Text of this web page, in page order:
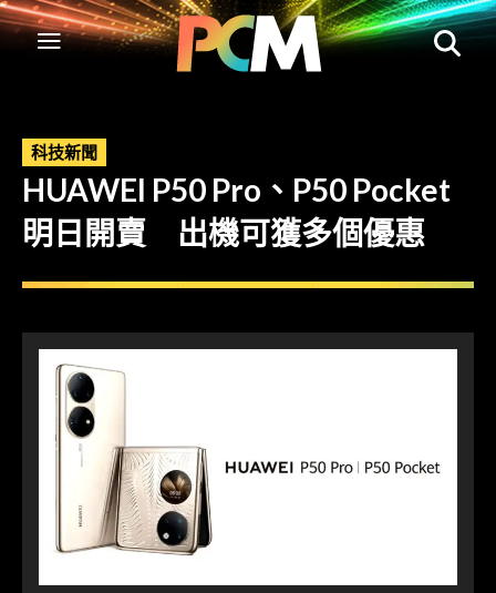
科技新聞
HUAWEI P50 Pro、P50 Pocket
明日開賣 出機可獲多個優惠